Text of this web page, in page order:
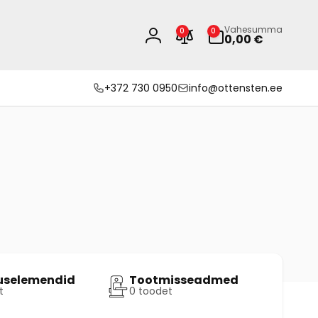
Logi
0 0
0
eset
Vahesumma
0,00 €
+372 730 0950 info@ottensten.ee
Tootmisseadmed
0 toodet